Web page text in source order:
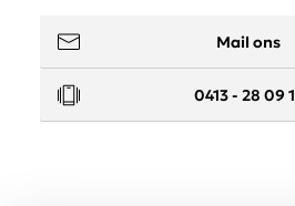
Mail ons
0413 - 28 09